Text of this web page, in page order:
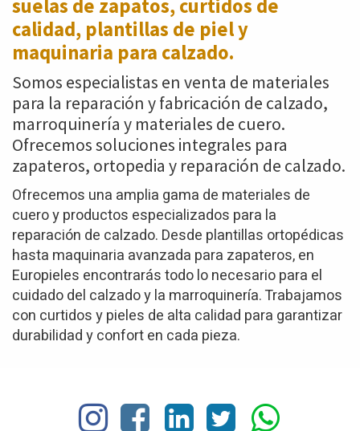
suelas de zapatos,curtidos de
calidad, plantillas de piel y
maquinaria para calzado.
Somos especialistas en venta de materiales
para la reparación y fabricación de calzado,
marroquinería y materiales de cuero.
Ofrecemos soluciones integrales para
zapateros, ortopedia y reparación de calzado.
Ofrecemos una amplia gama de materiales de
cuero y productos especializados para la
reparación de calzado. Desde plantillas ortopédicas
hasta maquinaria avanzada para zapateros, en
Europieles encontrarás todo lo necesario para el
cuidado del calzado y la marroquinería. Trabajamos
con curtidos y pieles de alta calidad para garantizar
durabilidad y confort en cada pieza.